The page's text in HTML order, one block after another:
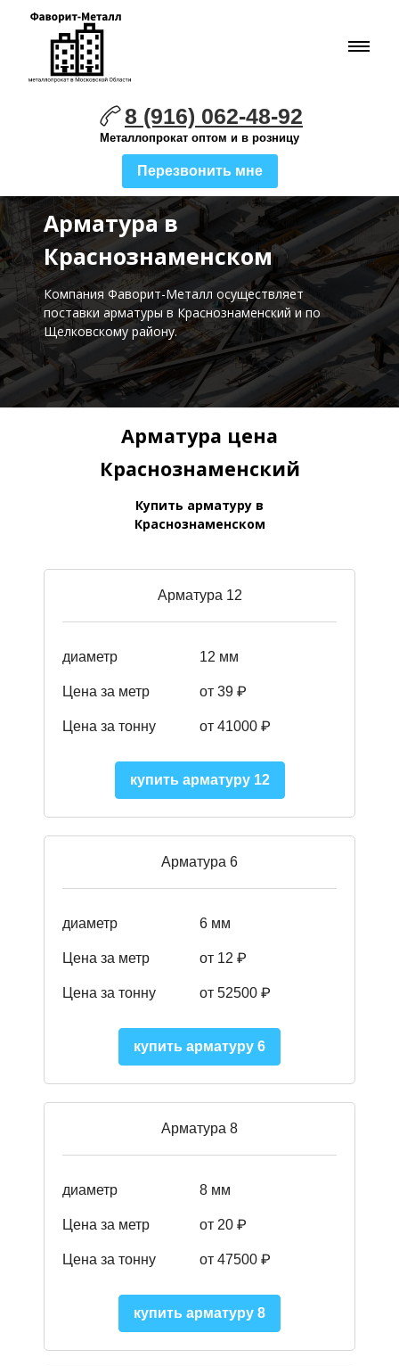
8 (916) 062-48-92
Металлопрокат оптом и в розницу
Перезвонить мне
Арматура в
Краснознаменском
Компания Фаворит-Металл осуществляет
поставки арматуры в Краснознаменский и по
Щелковскому району.
Арматура цена
Краснознаменский
Купить арматуру в
Краснознаменском
Арматура 12
диаметр 12 мм
Цена за метр от 39 ₽
Цена за тонну от 41000 ₽
купить арматуру 12
Арматура 6
диаметр 6 мм
Цена за метр от 12 ₽
Цена за тонну от 52500 ₽
купить арматуру 6
Арматура 8
диаметр 8 мм
Цена за метр от 20 ₽
Цена за тонну от 47500 ₽
купить арматуру 8